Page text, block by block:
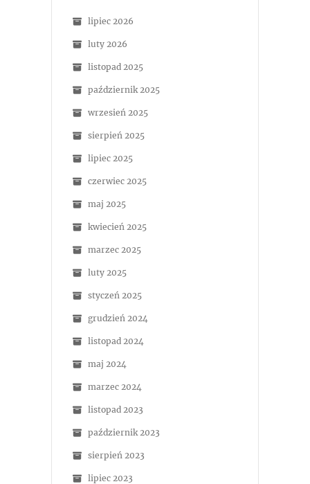
lipiec 2026
luty 2026
listopad 2025
październik 2025
wrzesień 2025
sierpień 2025
lipiec 2025
czerwiec 2025
maj 2025
kwiecień 2025
marzec 2025
luty 2025
styczeń 2025
grudzień 2024
listopad 2024
maj 2024
marzec 2024
listopad 2023
październik 2023
sierpień 2023
lipiec 2023